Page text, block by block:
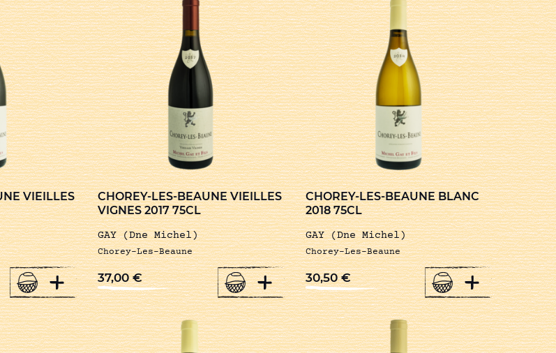
VIEILLES
+
CHOREY-LES-BEAUNE VIEILLES
VIGNES 2017 75CL
GAY (Dne Michel)
Chorey-Les-Beaune
37,00€ +
CHOREY-LES-BEAUNE BLANC
2018 75CL
GAY (Dne Michel)
Chorey-Les-Beaune
30,50€ +